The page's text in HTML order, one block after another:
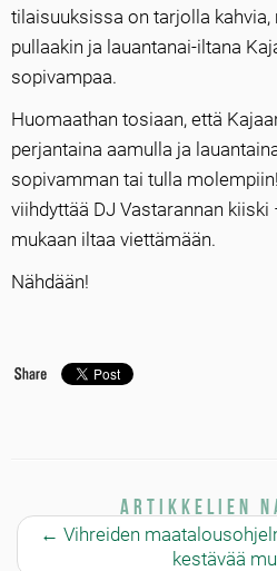
tilaisuuksissa on tarjolla
pullaakin ja lauantanai-iltana
sopivampaa.
Huomaathan tosiaan, että
perjantaina aamulla ja
sopivamman tai tulla
viihdyttää DJ Vastarannan
mukaan iltaa viettämään.
Nähdään!
Artikkelien
← Vihreiden
kestävää